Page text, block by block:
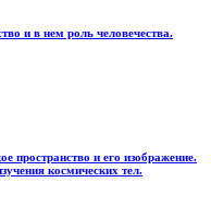
и в нем роль человечества.
пространство и его изображение.
космических тел.